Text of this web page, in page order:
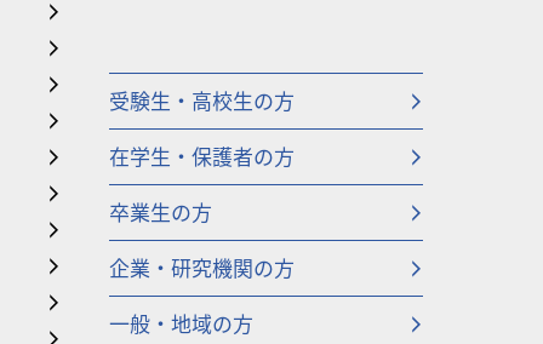
受験生・高校生の方
在学生・保護者の方
卒業生の方
企業・研究機関の方
一般・地域の方